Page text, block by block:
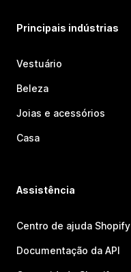
Principais indústrias
Vestuário
Beleza
Joias e acessórios
Casa
Assistência
Centro de ajuda Shopify
Documentação da API